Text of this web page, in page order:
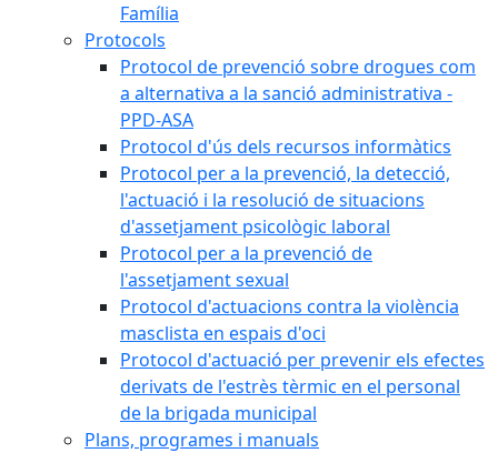
Família
Protocols
Protocol de prevenció sobre drogues com
a alternativa a la sanció administrativa -
PPD-ASA
Protocol d'ús dels recursos informàtics
Protocol per a la prevenció, la detecció,
l'actuació i la resolució de situacions
d'assetjament psicològic laboral
Protocol per a la prevenció de
l'assetjament sexual
Protocol d'actuacions contra la violència
masclista en espais d'oci
Protocol d'actuació per prevenir els efectes
derivats de l'estrès tèrmic en el personal
de la brigada municipal
Plans, programes i manuals